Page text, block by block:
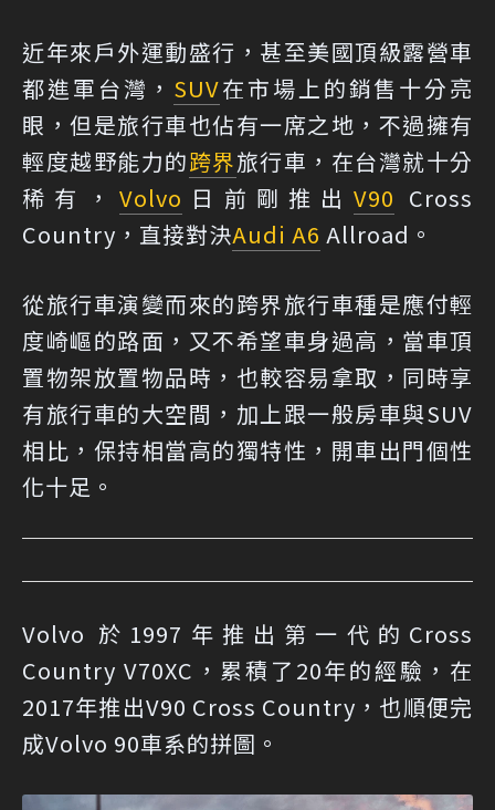
近年來戶外運動盛行，甚至美國頂級露營車
都進軍台灣， SUV在市場上的銷售十分亮
眼，但是旅行車也佔有一席之地，不過擁有
輕度越野能力的跨界旅行車，在台灣就十分
稀有， Volvo 日前剛推出 V90 Cross
Country，直接對決Audi A6 Allroad。
從旅行車演變而來的跨界旅行車種是應付輕
度崎嶇的路面，又不希望車身過高，當車頂
置物架放置物品時，也較容易拿取，同時享
有旅行車的大空間，加上跟一般房車與SUV
相比，保持相當高的獨特性，開車出門個性
化十足。
Volvo 於1997年推出第一代的Cross
Country V70XC，累積了20年的經驗，在
2017年推出V90 Cross Country，也順便完
成Volvo 90車系的拼圖。